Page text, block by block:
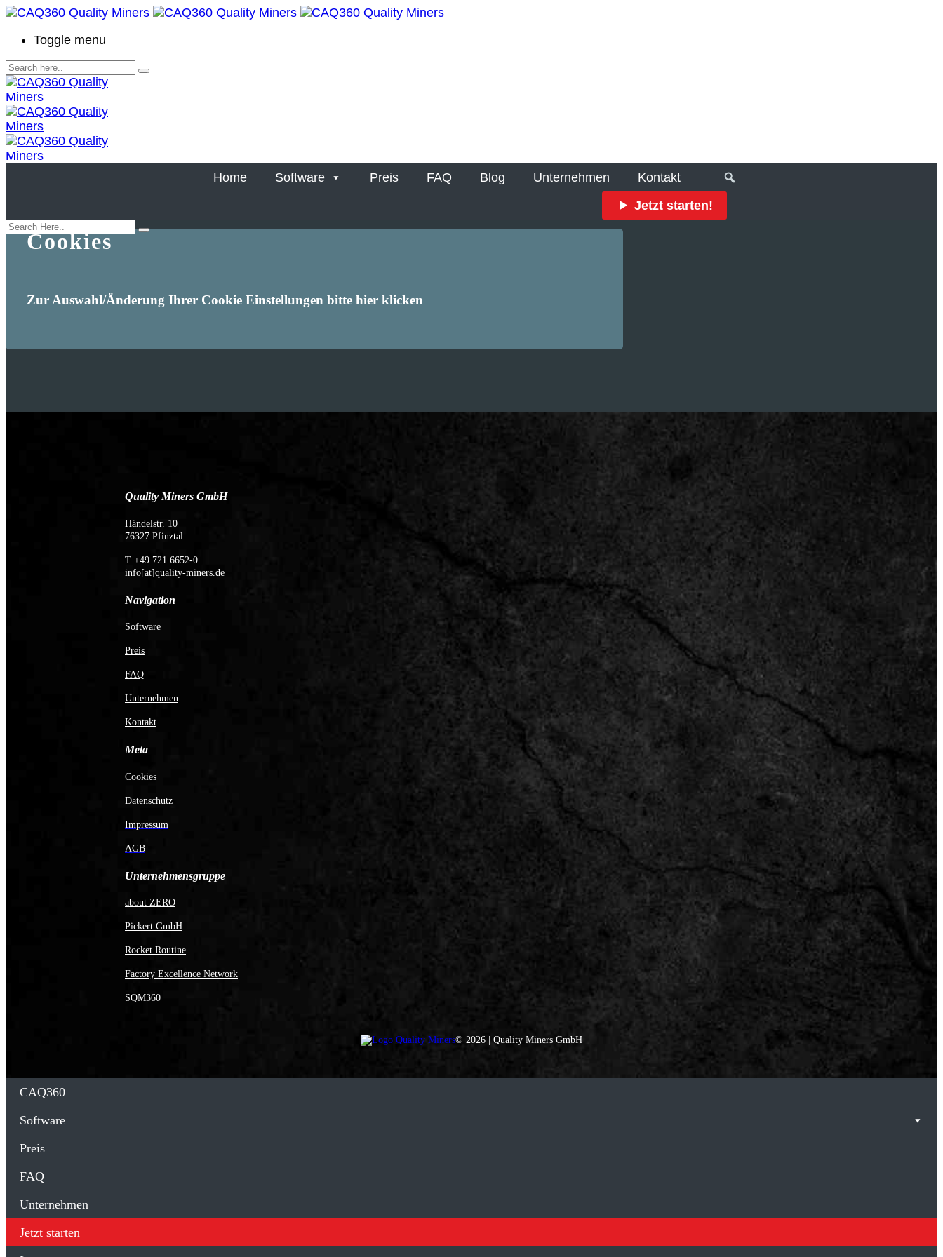
Toggle menu
Home Software Preis FAQ Blog Unternehmen Kontakt
Jetzt starten!
Cookies
Zur Auswahl/Änderung Ihrer Cookie Einstellungen bitte hier klicken
Quality Miners GmbH
Händelstr. 10
76327 Pfinztal
T +49 721 6652-0
info[at]quality-miners.de
Navigation
Software
Preis
FAQ
Unternehmen
Kontakt
Meta
Cookies
Datenschutz
Impressum
AGB
Unternehmensgruppe
about ZERO
Pickert GmbH
Rocket Routine
Factory Excellence Network
SQM360
© 2026 | Quality Miners GmbH
CAQ360
Software
Preis
FAQ
Unternehmen
Jetzt starten